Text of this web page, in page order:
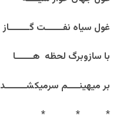
غول سیاه نفــــــت گـــــــاز
با سازوبرگ لحظه هــــــا
بر میهینــــم سرمیکشـــــــد
*
*
*